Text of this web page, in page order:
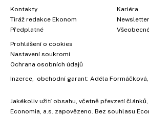
Kontakty
Tiráž redakce Ekonom
Předplatné
Kariéra
Newsletter
Prohlášení o cookies
Nastavení soukromí
Ochrana osobních údajů
Inzerce, obchodní garant: Adéla Formáčková,
Jakékoliv užití obsahu, včetně převzetí
Economia, a.s. zapovězeno. Bez souhlasu